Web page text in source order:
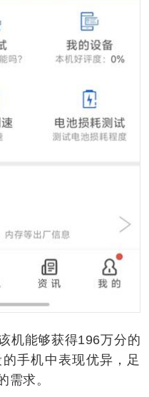
能够获得196万分的
手机中表现优异，足
需求。